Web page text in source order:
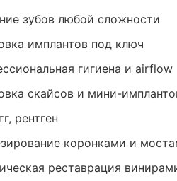
зубов любой сложности
имплантов под ключ
гигиена и airflow
скайсов и мини-
рентген
коронками и
реставрация